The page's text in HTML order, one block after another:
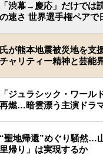
渋幕→慶応」だけでは
速さ 世界選手権ペアで
が熊本地震被災地を支
ャリティー精神と芸能
ジュラシック・ワール
燃…暗雲漂う主演ドラ
聖地帰還”めぐり騒然…
帰り」は実現するか